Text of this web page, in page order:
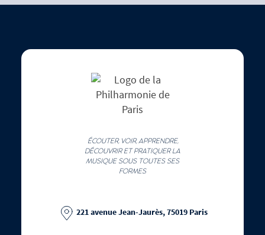
ÉCOUTER, VOIR, APPRENDRE,
DÉCOUVRIR ET PRATIQUER LA
MUSIQUE SOUS TOUTES SES
FORMES
221 avenue Jean-Jaurès, 75019 Paris